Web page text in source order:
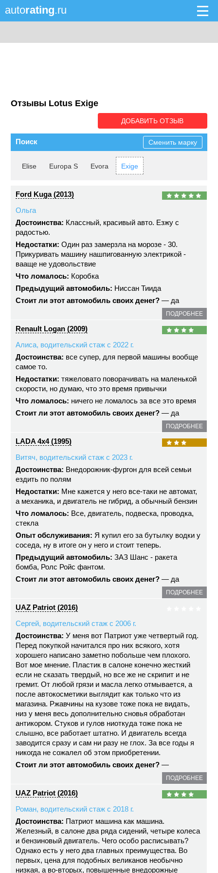
autorating.ru
Отзывы Lotus Exige
ДОБАВИТЬ ОТЗЫВ
Поиск Сменить марку
Elise Europa S Evora Exige
Ford Kuga (2013)
Ольга
Достоинства: Классный, красивый авто. Езжу с
радостью.
Недостатки: Один раз замерзла на морозе - 30.
Прикуривать машину нашпигованную электрикой -
вааще не удовольствие
Что ломалось: Коробка
Предыдущий автомобиль: Ниссан Тиида
Стоит ли этот автомобиль своих денег? — да
ПОДРОБНЕЕ
Renault Logan (2009)
Алиса, водительский стаж с 2022 г.
Достоинства: все супер, для первой машины вообще
самое то.
Недостатки: тяжеловато поворачивать на маленькой
скорости, но думаю, что это время привычки
Что ломалось: ничего не ломалось за все это время
Стоит ли этот автомобиль своих денег? — да
ПОДРОБНЕЕ
LADA 4x4 (1995)
Витяч, водительский стаж с 2023 г.
Достоинства: Внедорожник-фургон для всей семьи
ездить по полям
Недостатки: Мне кажется у него все-таки не автомат,
а механика, и двигатель не гибрид, а обычный бензин
Что ломалось: Все, двигатель, подвеска, проводка,
стекла
Опыт обслуживания: Я купил его за бутылку водки у
соседа, ну в итоге он у него и стоит теперь.
Предыдущий автомобиль: ЗАЗ Шанс - ракета
бомба, Ролс Ройс фантом.
Стоит ли этот автомобиль своих денег? — да
ПОДРОБНЕЕ
UAZ Patriot (2016)
Сергей, водительский стаж с 2006 г.
Достоинства: У меня вот Патриот уже четвертый год.
Перед покупкой начитался про них всякого, хотя
хорошего написано заметно побольше чем плохого.
Вот мое мнение. Пластик в салоне конечно жесткий
если не сказать твердый, но все же не скрипит и не
гремит. От любой грязи и масла легко отмывается, а
после автокосметики выглядит как только что из
магазина. Ржавчины на кузове тоже пока не видать,
низ у меня весь дополнительно сновья обработан
антикором. Стуков и гулов ниоткуда тоже пока не
слышно, все работает штатно. И двигатель всегда
заводится сразу и сам ни разу не глох. За все годы я
никогда не сожалел об этом приобретении.
Стоит ли этот автомобиль своих денег? —
ПОДРОБНЕЕ
UAZ Patriot (2016)
Роман, водительский стаж с 2018 г.
Достоинства: Патриот машина как машина.
Железный, в салоне два ряда сидений, четыре колеса
и бензиновый двигатель. Чего особо расписывать?
Однако есть у него два главных преимущества. Во
первых, цена для подобных великанов необычно
низкая, а во-вторых, повышенные внедорожные